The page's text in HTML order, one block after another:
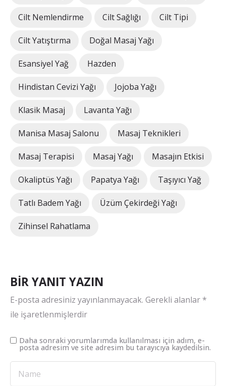
Cilt Nemlendirme Cilt Sağlığı Cilt Tipi
Cilt Yatıştırma Doğal Masaj Yağı
Esansiyel Yağ Hazden
Hindistan Cevizi Yağı Jojoba Yağı
Klasik Masaj Lavanta Yağı
Manisa Masaj Salonu Masaj Teknikleri
Masaj Terapisi Masaj Yağı Masajın Etkisi
Okaliptüs Yağı Papatya Yağı Taşıyıcı Yağ
Tatlı Badem Yağı Üzüm Çekirdeği Yağı
Zihinsel Rahatlama
BIR YANIT YAZIN
E-posta adresiniz yayınlanmayacak. Gerekli alanlar *
ile işaretlenmişlerdir
Daha sonraki yorumlarımda kullanılması için adım, e-
posta adresim ve site adresim bu tarayıcıya kaydedilsin.